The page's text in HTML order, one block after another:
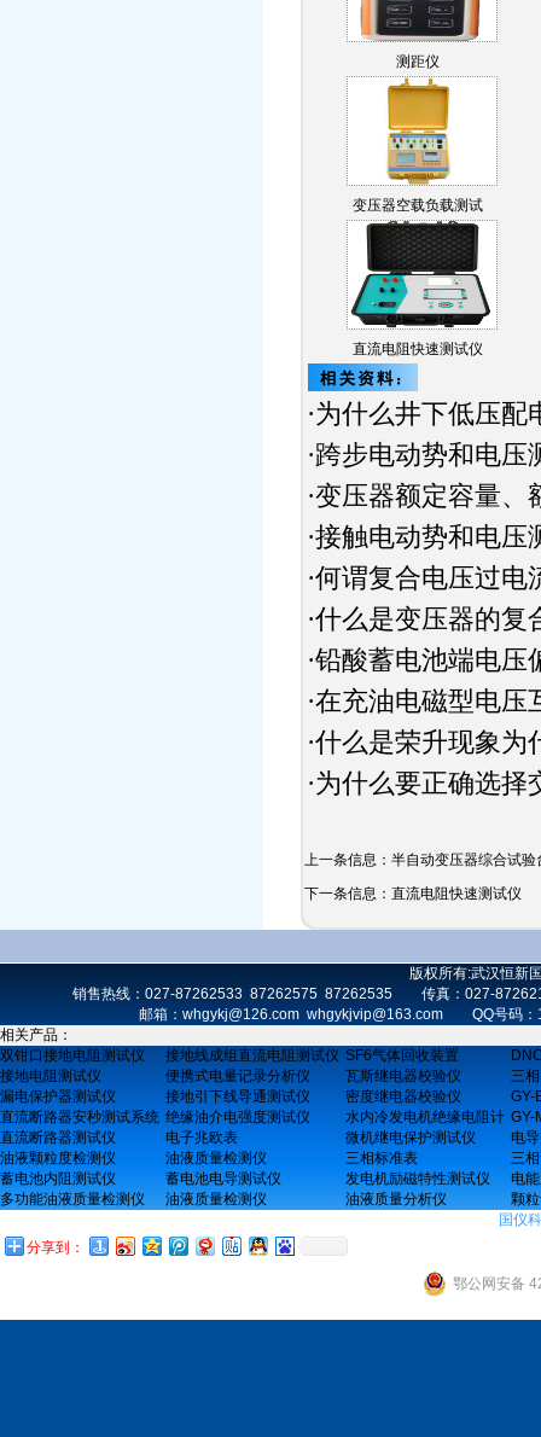
测距仪
变压器空载负载测试
仪…
直流电阻快速测试仪
·为什么井下低压
·跨步电动势和电压
·变压器额定容量
·接触电动势和电压
·何谓复合电压过电
·什么是变压器的复
·铅酸蓄电池端电
·在充油电磁型电压
·什么是荣升现象为
·为什么要正确选择
上一条信息：半自动变压器综合试验
下一条信息：直流电阻快速测试仪
版权所有:武汉恒新
销售热线：027-87262533 87262575 87262535 传真：027-
邮箱：whgykj@126.com whgykjvip@163.com QQ号码
相关产品：
双钳口接地电阻测试仪
接地线成组直流电阻测试仪 SF6气体回收装置
接地电阻测试仪
便携式电量记录分析仪 瓦斯继电器校验仪
三
漏电保护器测试仪
接地引下线导通测试仪 密度继电器校验仪
GY-
直流断路器安秒测试系统 绝缘油介电强度测试仪 水内冷发电机绝缘电阻计 GY-
直流断路器测试仪
电子兆欧表 微机继电保护测试仪
电
油液颗粒度检测仪
油液质量检测仪 三相标准表
三
蓄电池内阻测试仪
蓄电池电导测试仪 发电机励磁特性测试仪
电
多功能油液质量检测仪
油液质量检测仪 油液质量分析仪
颗
国仪
分享到：
鄂公网安备